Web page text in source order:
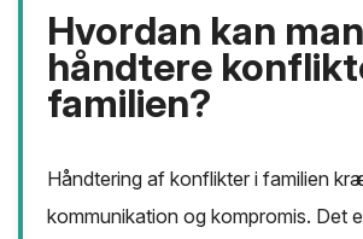
Hvordan kan man
håndtere
familien?
Håndtering af konflikter i familien
kommunikation og kompromis. Det